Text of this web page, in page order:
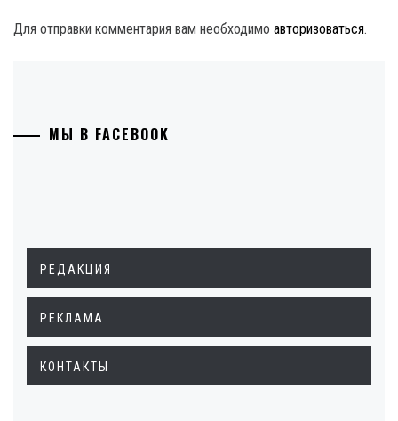
Для отправки комментария вам необходимо авторизоваться.
МЫ В FACEBOOK
РЕДАКЦИЯ
РЕКЛАМА
КОНТАКТЫ